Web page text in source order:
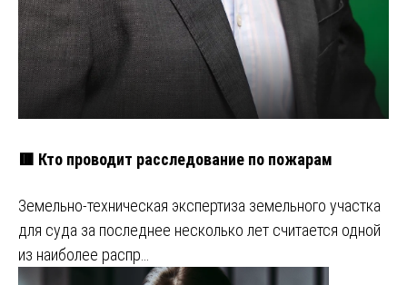
🟥 Кто проводит расследование по пожарам
Земельно-техническая экспертиза земельного участка
для суда за последнее несколько лет считается одной
из наиболее распр…